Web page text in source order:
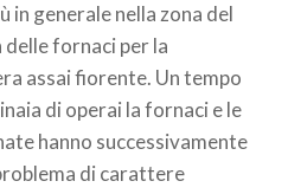
in generale nella zona del
fornaci per la
assai fiorente. Un tempo
di operai la fornaci e le
hanno successivamente
di carattere